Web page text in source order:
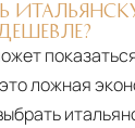
ложная